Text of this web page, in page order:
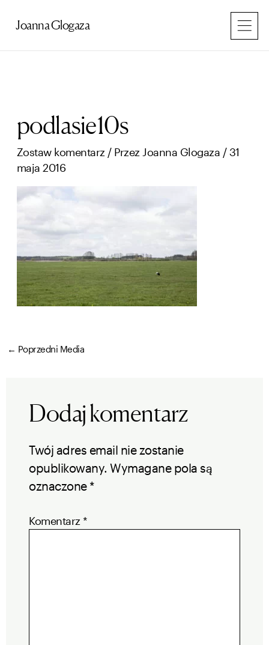
Joanna Glogaza
podlasie10s
Zostaw komentarz / PrzezJoanna Glogaza /31
maja 2016
← Poprzedni Media
Dodaj komentarz
Twój adres email nie zostanie
opublikowany. Wymagane pola są
oznaczone *
Komentarz *